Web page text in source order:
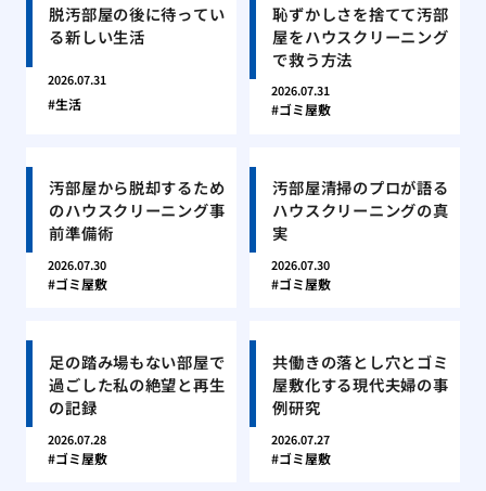
脱汚部屋の後に待ってい
る新しい生活
2026.07.31
生活
恥ずかしさを捨てて汚部
屋をハウスクリーニング
で救う方法
2026.07.31
ゴミ屋敷
汚部屋から脱却するため
のハウスクリーニング事
前準備術
2026.07.30
ゴミ屋敷
汚部屋清掃のプロが語る
ハウスクリーニングの真
実
2026.07.30
ゴミ屋敷
足の踏み場もない部屋で
過ごした私の絶望と再生
の記録
2026.07.28
ゴミ屋敷
共働きの落とし穴とゴミ
屋敷化する現代夫婦の事
例研究
2026.07.27
ゴミ屋敷